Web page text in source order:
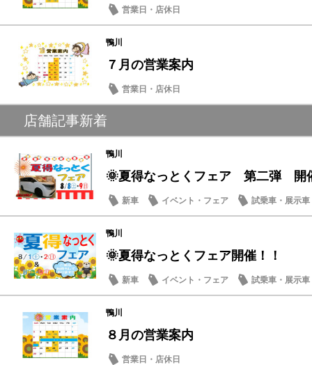
営業日・店休日
鴨川
７月の営業案内
営業日・店休日
店舗記事新着
鴨川
🌞夏得なっとくフェア 第二弾 開
新車 イベント・フェア
試乗車・展示車
営業日・店休日
鴨川
🌞夏得なっとくフェア開催！！
新車 イベント・フェア 試乗車・展示車
鴨川
８月の営業案内
営業日・店休日